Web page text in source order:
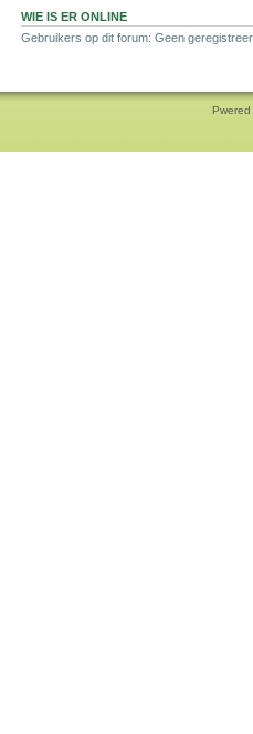
WIE IS ER ONLINE
Gebruikers op dit forum: Geen